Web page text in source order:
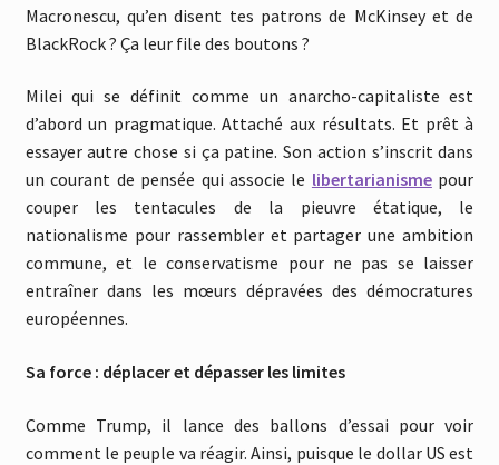
Macronescu, qu’en disent tes patrons de McKinsey et de
BlackRock ? Ça leur file des boutons ?
Milei qui se définit comme un anarcho-capitaliste est
d’abord un pragmatique. Attaché aux résultats. Et prêt à
essayer autre chose si ça patine. Son action s’inscrit dans
un courant de pensée qui associe le libertarianismepour
couper les tentacules de la pieuvre étatique, le
nationalisme pour rassembler et partager une ambition
commune, et le conservatisme pour ne pas se laisser
entraîner dans les mœurs dépravées des démocratures
européennes.
Sa force : déplacer et dépasser les limites
Comme Trump, il lance des ballons d’essai pour voir
comment le peuple va réagir. Ainsi, puisque le dollar US est